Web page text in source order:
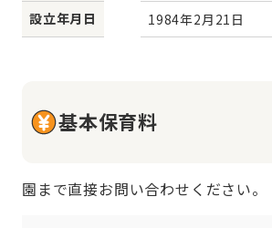
設立年月日
1984年2月21日
基本保育料
園まで直接お問い合わせください。